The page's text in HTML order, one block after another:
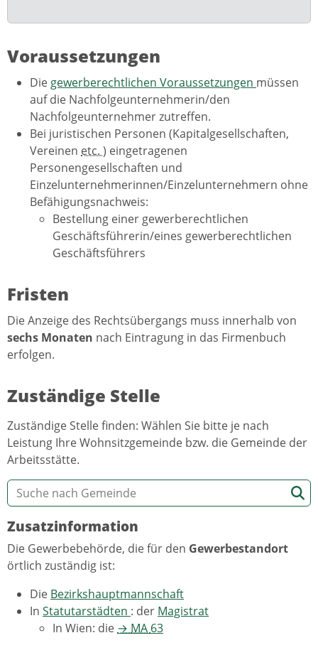
Voraussetzungen
Die gewerberechtlichen Voraussetzungen müssen
auf die Nachfolgeunternehmerin/den
Nachfolgeunternehmer zutreffen.
Bei juristischen Personen (Kapitalgesellschaften,
Vereinen etc. ) eingetragenen
Personengesellschaften und
Einzelunternehmerinnen/Einzelunternehmern ohne
Befähigungsnachweis:
Bestellung einer gewerberechtlichen
Geschäftsführerin/eines gewerberechtlichen
Geschäftsführers
Fristen
Die Anzeige des Rechtsübergangs muss innerhalb von
sechs Monaten nach Eintragung in das Firmenbuch
erfolgen.
Zuständige Stelle
Zuständige Stelle finden: Wählen Sie bitte je nach
Leistung Ihre Wohnsitzgemeinde bzw. die Gemeinde der
Arbeitsstätte.
Zusatzinformation
Die Gewerbebehörde, die für den Gewerbestandort
örtlich zuständig ist:
Die Bezirkshauptmannschaft
In Statutarstädten : der Magistrat
In Wien: die → MA 63